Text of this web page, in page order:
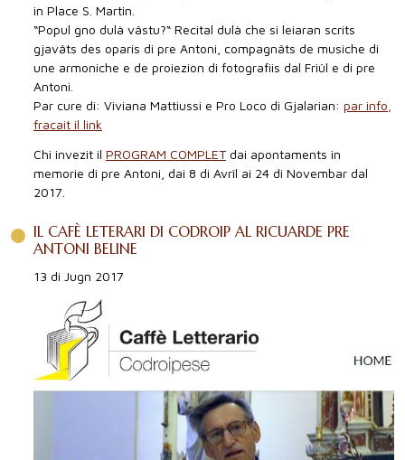
in Place S. Martin.
“Popul gno dulà vâstu?“ Recital dulà che si leiaran scrits
gjavâts des oparis di pre Antoni, compagnâts de musiche di
une armoniche e de proiezion di fotografiis dal Friûl e di pre
Antoni.
Par cure di: Viviana Mattiussi e Pro Loco di Gjalarian: par info,
fracait il link
Chi invezit il PROGRAM COMPLETdai apontaments in
memorie di pre Antoni, dai 8 di Avrîl ai 24 di Novembar dal
2017.
IL CAFÈ LETERARI DI CODROIP AL RICUARDE PRE
ANTONI BELINE
13 di Jugn 2017